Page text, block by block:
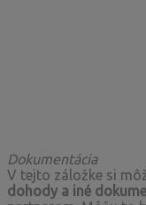
Dokumentácia
V tejto záložke si
dohody a iné